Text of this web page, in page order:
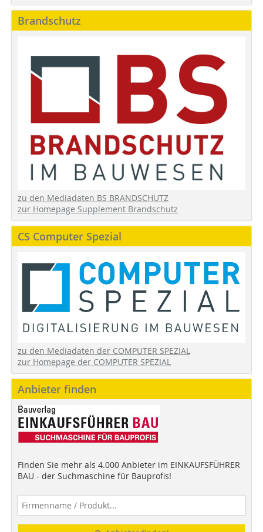
Brandschutz
zu den Mediadaten BS BRANDSCHUTZ
zur Homepage Supplement Brandschutz
CS Computer Spezial
zu den Mediadaten der COMPUTER SPEZIAL
zur Homepage der COMPUTER SPEZIAL
Anbieter finden
Finden Sie mehr als 4.000 Anbieter im EINKAUFSFÜHRER
BAU - der Suchmaschine für Bauprofis!